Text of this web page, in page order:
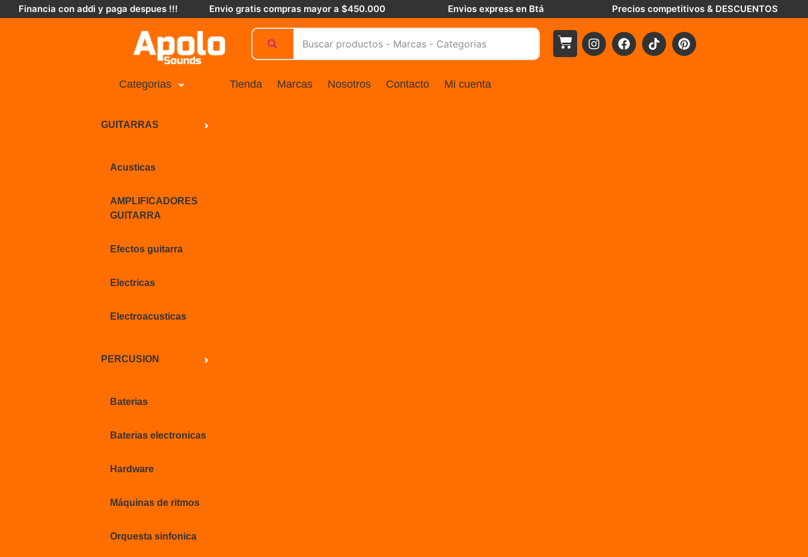
Financia con addi y paga despues !!! Envio gratis compras mayor a $450.000 Envios express en Btá Precios competitivos & DESCUENTOS
Categorias
GUITARRAS
Acusticas
AMPLIFICADORES
GUITARRA
Efectos guitarra
Electricas
Electroacusticas
PERCUSION
Baterias
Baterias electronicas
Hardware
Máquinas de ritmos
Orquesta sinfonica
Tienda Marcas Nosotros Contacto Mi cuenta